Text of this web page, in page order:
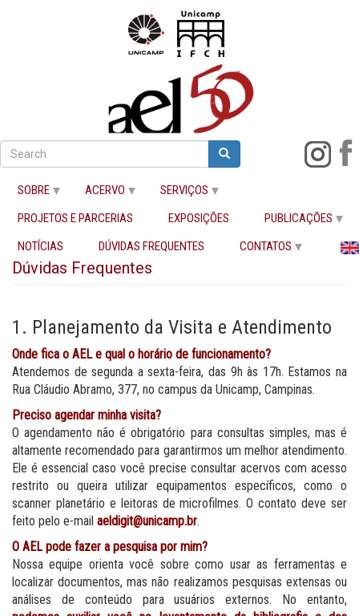
para
o
conteúdo
principal
Buscar
Search Search
SOBRE ACERVO
SERVIÇOS
PROJETOS E PARCERIAS
EXPOSIÇÕES
PUBLICAÇÕES
NOTÍCIAS
DÚVIDAS FREQUENTES CONTATOS
Início Dúvidas Frequentes
Dúvidas Frequentes
1. Planejamento da Visita e Atendimento
Onde fica o AEL e qual o horário de funcionamento?
Atendemos de segunda a sexta-feira, das 9h às 17h. Estamos na
Rua Cláudio Abramo, 377, no campus da Unicamp, Campinas.
Preciso agendar minha visita?
O agendamento não é obrigatório para consultas simples, mas é
altamente recomendado para garantirmos um melhor atendimento.
Ele é essencial caso você precise consultar acervos com acesso
restrito ou queira utilizar equipamentos específicos, como o
scanner planetário e leitoras de microfilmes. O contato deve ser
feito pelo e-mail aeldigit@unicamp.br.
O AEL pode fazer a pesquisa por mim?
Nossa equipe orienta você sobre como usar as ferramentas e
localizar documentos, mas não realizamos pesquisas extensas ou
análises de conteúdo para usuários externos. No entanto,